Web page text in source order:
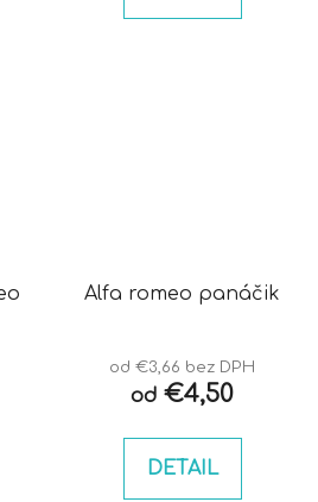
Alfa romeo panáčik
od €3,66 bez DPH
od €4,50
DETAIL